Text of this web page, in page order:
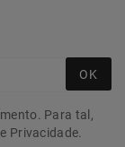
OK
Para tal,
Privacidade.